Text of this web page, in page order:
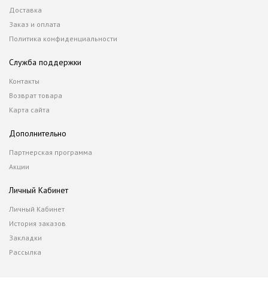
Доставка
Заказ и оплата
Политика конфиденциальности
Служба поддержки
Контакты
Возврат товара
Карта сайта
Дополнительно
Партнерская программа
Акции
Личный Кабинет
Личный Кабинет
История заказов
Закладки
Рассылка